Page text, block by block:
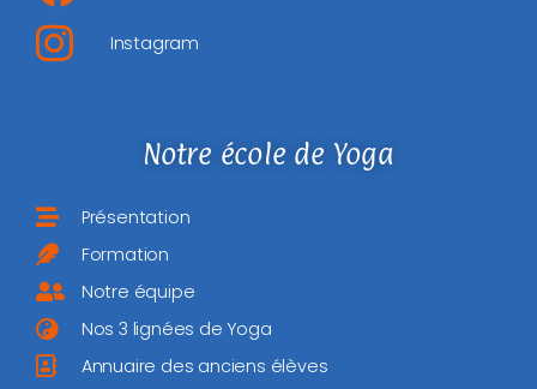
Instagram
Notre école de Yoga
Présentation
Formation
Notre équipe
Nos 3 lignées de Yoga
Annuaire des anciens élèves